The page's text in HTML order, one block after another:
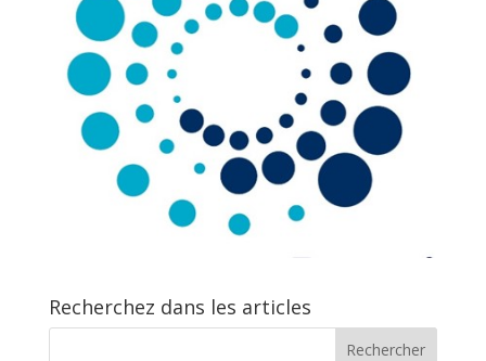
Recherchez dans les articles